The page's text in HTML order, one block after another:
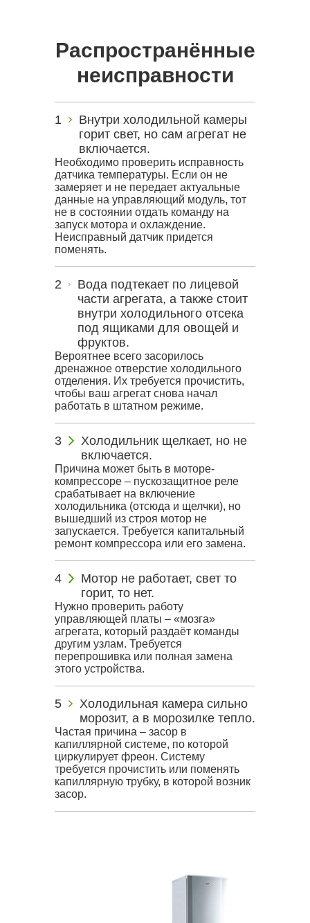
Распространённые
неисправности
Внутри холодильной камеры
горит свет, но сам агрегат не
включается.
Необходимо проверить исправность
датчика температуры. Если он не
замеряет и не передает актуальные
данные на управляющий модуль, тот
не в состоянии отдать команду на
запуск мотора и охлаждение.
Неисправный датчик придется
поменять.
Вода подтекает по лицевой
части агрегата, а также стоит
внутри холодильного отсека
под ящиками для овощей и
фруктов.
Вероятнее всего засорилось
дренажное отверстие холодильного
отделения. Их требуется прочистить,
чтобы ваш агрегат снова начал
работать в штатном режиме.
Холодильник щелкает, но не
включается.
Причина может быть в моторе-
компрессоре – пускозащитное реле
срабатывает на включение
холодильника (отсюда и щелчки), но
вышедший из строя мотор не
запускается. Требуется капитальный
ремонт компрессора или его замена.
Мотор не работает, свет то
горит, то нет.
Нужно проверить работу
управляющей платы – «мозга»
агрегата, который раздаёт команды
другим узлам. Требуется
перепрошивка или полная замена
этого устройства.
Холодильная камера сильно
морозит, а в морозилке тепло.
Частая причина – засор в
капиллярной системе, по которой
циркулирует фреон. Систему
требуется прочистить или поменять
капиллярную трубку, в которой возник
засор.